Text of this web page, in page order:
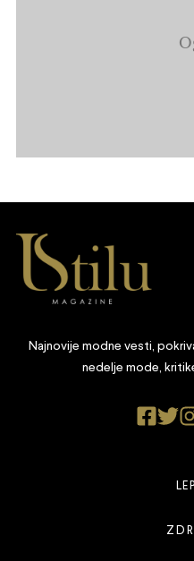
Najnovije modne vesti,
nedelje mode,